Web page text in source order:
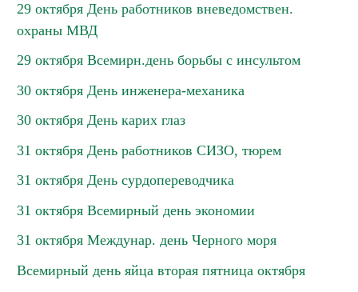
29 октября День работников вневедомствен.
охраны МВД
29 октября Всемирн.день борьбы с инсультом
30 октября День инженера-механика
30 октября День карих глаз
31 октября День работников СИЗО, тюрем
31 октября День сурдопереводчика
31 октября Всемирный день экономии
31 октября Междунар. день Черного моря
Всемирный день яйца вторая пятница октября